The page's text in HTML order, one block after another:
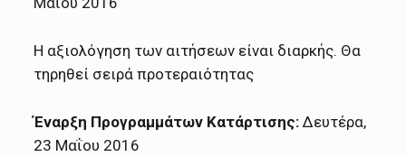
Η αξιολόγηση των αιτήσεων είναι διαρκής. Θα
τηρηθεί σειρά προτεραιότητας
Έναρξη Προγραμμάτων Κατάρτισης: Δευτέρα,
23 Μαΐου 2016